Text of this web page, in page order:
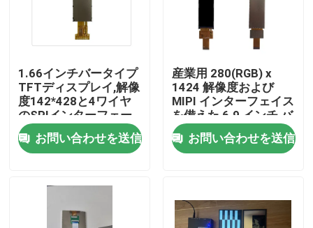
家
プロダクト
1.66インチバータイプ
TFTディスプレイ,解像
度142*428と4ワイヤ
のSPIインターフェー
スドライブIC NV3007
お問い合わせを送信
産業用 280(RGB) x
1424 解像度および
MIPI インターフェイス
を備えた 6.9 インチ バ
ータイプ TFT LCD デ
ィスプレイ
お問い合わせを送信